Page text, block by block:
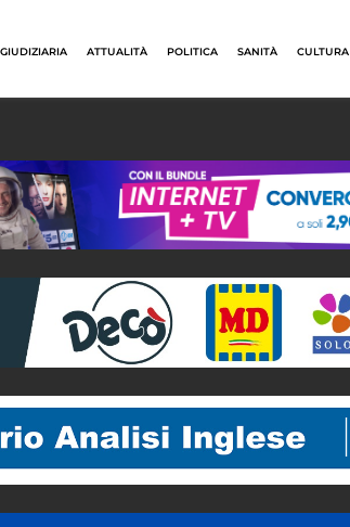
GIUDIZIARIA ATTUALITÀ POLITICA SANITÀ CULTURA